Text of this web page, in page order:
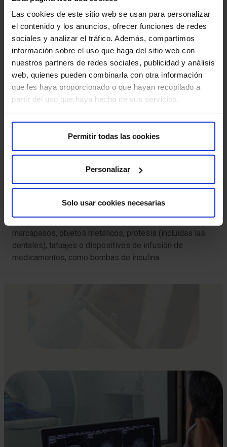
Las cookies de este sitio web se usan para personalizar
el contenido y los anuncios, ofrecer funciones de redes
sociales y analizar el tráfico. Además, compartimos
información sobre el uso que haga del sitio web con
nuestros partners de redes sociales, publicidad y análisis
web, quienes pueden combinarla con otra información
que les haya proporcionado o que hayan recopilado a
partir del uso que haya hecho de sus servicios.
Permitir todas las cookies
Personalizar
Solo usar cookies necesarias
Reacción alérgica al contraste:es poco común,
pero puede ocurrir.
Sangrado:en raras ocasiones, puede producirse un
pequeño sangrado en la articulación después de la
inyección.
Para que tu prueba se desarrolle sin contratiempos, te
Así podremos realizar la preparación administrativa y
clínica necesaria.
Informado, un documento con información importante
que deberás leer y firmar.
marcapasos, objetos metálicos, prótesis (incluidas las
dentales), tatuajes o dispositivos de infusión de
medicamentos, como bombas de insulina.